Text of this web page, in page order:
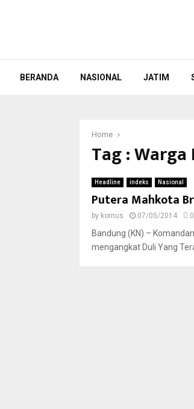
BERANDA NASIONAL JATIM
Home
Tag :
Headline indeks Nasional
Putera Mahkota
by kornus 07/05/2014 0
Bandung (KN) –
mengangkat Duli Yang